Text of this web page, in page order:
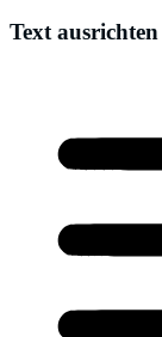
Text ausrichten